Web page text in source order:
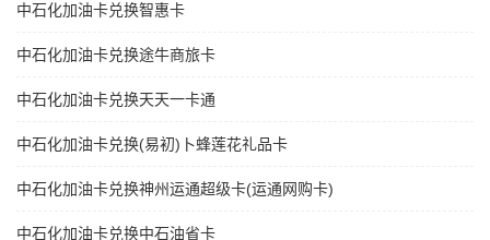
中石化加油卡兑换智惠卡
中石化加油卡兑换途牛商旅卡
中石化加油卡兑换天天一卡通
中石化加油卡兑换(易初)卜蜂莲花礼品卡
中石化加油卡兑换神州运通超级卡(运通网购卡)
中石化加油卡兑换中石油省卡